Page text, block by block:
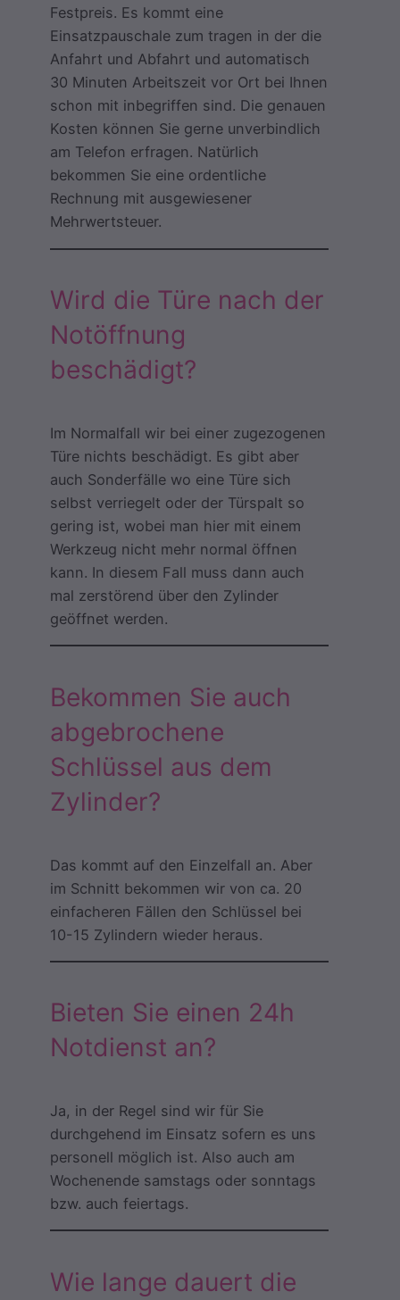
Festpreis. Es kommt eine
Einsatzpauschale zum tragen in der die
Anfahrt und Abfahrt und automatisch
30 Minuten Arbeitszeit vor Ort bei Ihnen
schon mit inbegriffen sind. Die genauen
Kosten können Sie gerne unverbindlich
am Telefon erfragen. Natürlich
bekommen Sie eine ordentliche
Rechnung mit ausgewiesener
Mehrwertsteuer.
Wird die Türe nach der
Notöffnung
beschädigt?
Im Normalfall wir bei einer zugezogenen
Türe nichts beschädigt. Es gibt aber
auch Sonderfälle wo eine Türe sich
selbst verriegelt oder der Türspalt so
gering ist, wobei man hier mit einem
Werkzeug nicht mehr normal öffnen
kann. In diesem Fall muss dann auch
mal zerstörend über den Zylinder
geöffnet werden.
Bekommen Sie auch
abgebrochene
Schlüssel aus dem
Zylinder?
Das kommt auf den Einzelfall an. Aber
im Schnitt bekommen wir von ca. 20
einfacheren Fällen den Schlüssel bei
10-15 Zylindern wieder heraus.
Bieten Sie einen 24h
Notdienst an?
Ja, in der Regel sind wir für Sie
durchgehend im Einsatz sofern es uns
personell möglich ist. Also auch am
Wochenende samstags oder sonntags
bzw. auch feiertags.
Wie lange dauert die